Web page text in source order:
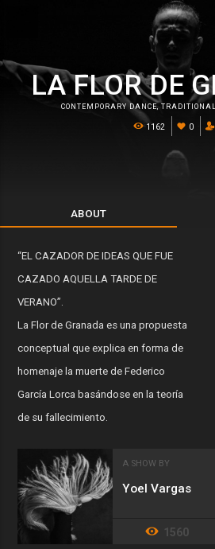
LA FLOR DE
CONTEMPORARY DANCE,
1162 0
ABOUT
“EL CAZADOR DE IDEAS QUE FUE
CAZADO AQUELLA TARDE DE
VERANO”.
La Flor de Granada es una propuesta
conceptual que explica en forma de
homenaje la muerte de Federico
García Lorca basándose en la teoría
de su fallecimiento.
A SHOW BY
Yoel Vargas
1560